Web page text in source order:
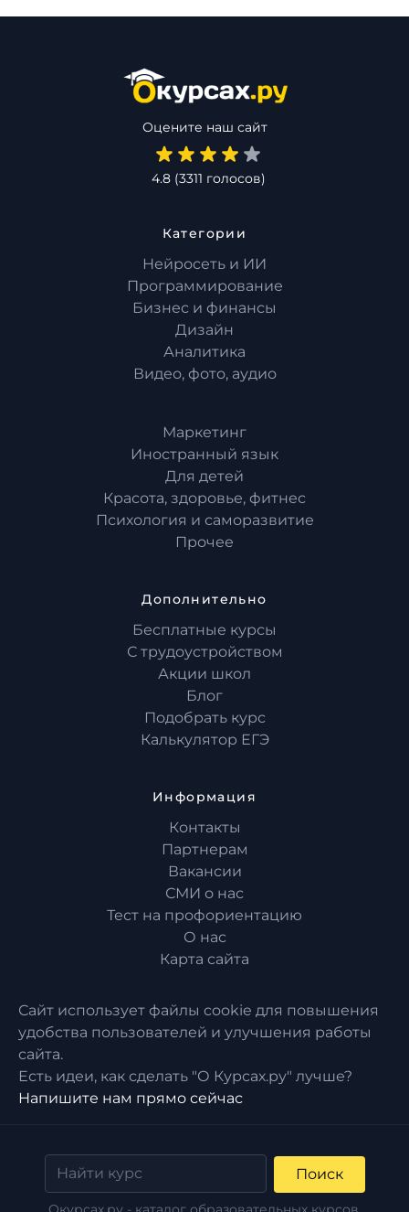
Оцените наш сайт
4.8(3311 голосов)
Категории
Нейросеть и ИИ
Программирование
Бизнес и финансы
Дизайн
Аналитика
Видео, фото, аудио
Маркетинг
Иностранный язык
Для детей
Красота, здоровье, фитнес
Психология и саморазвитие
Прочее
Дополнительно
Бесплатные курсы
С трудоустройством
Акции школ
Блог
Подобрать курс
Калькулятор ЕГЭ
Информация
Контакты
Партнерам
Вакансии
СМИ о нас
Тест на профориентацию
О нас
Карта сайта
Сайт использует файлы cookie для повышения
удобства пользователей и улучшения работы
сайта.
Есть идеи, как сделать "О Курсах.ру" лучше?
Напишите нам прямо сейчас
Поиск